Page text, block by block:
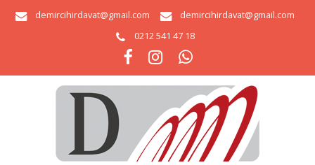
demircihirdavat@gmail.com
demircihirdavat@gmail.com
0212 541 47 18